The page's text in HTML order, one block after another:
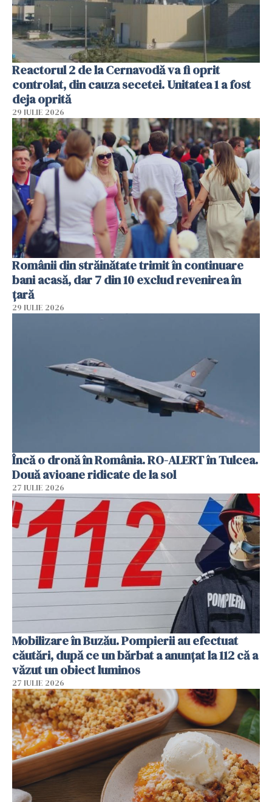
Reactorul 2 de la Cernavodă va fi oprit
controlat, din cauza secetei. Unitatea 1 a fost
deja oprită
29 IULIE 2026
Românii din străinătate trimit în continuare
bani acasă, dar 7 din 10 exclud revenirea în
țară
29 IULIE 2026
Încă o dronă în România. RO-ALERT în Tulcea.
Două avioane ridicate de la sol
27 IULIE 2026
Mobilizare în Buzău. Pompierii au efectuat
căutări, după ce un bărbat a anunțat la 112 că a
văzut un obiect luminos
27 IULIE 2026